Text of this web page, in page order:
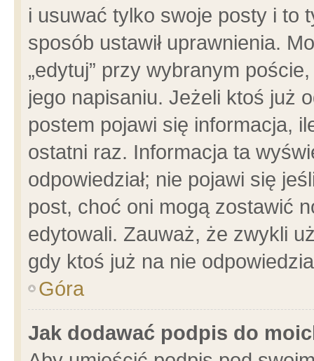
i usuwać tylko swoje posty i to
sposób ustawił uprawnienia.
„edytuj” przy wybranym
jego napisaniu. Jeżeli ktoś już
postem pojawi się informacja,
ostatni raz. Informacja ta
odpowiedział; nie pojawi się
post, choć oni mogą zostawić
edytowali. Zauważ, że zwykli
gdy ktoś już na nie
Góra
Jak dodawać podpis do